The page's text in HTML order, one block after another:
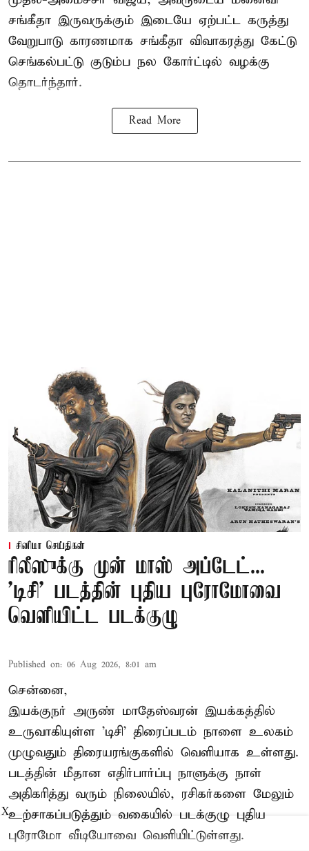
சங்கீதா இருவருக்கும் இடையே ஏற்பட்ட கருத்து
வேறுபாடு காரணமாக சங்கீதா விவாகரத்து கேட்டு
செங்கல்பட்டு குடும்ப நல கோர்ட்டில் வழக்கு
தொடர்ந்தார்.
Read More
சினிமா செய்திகள்
ரிலீஸுக்கு முன் மாஸ் அப்டேட்...
'டிசி' படத்தின் புதிய புரோமோவை
வெளியிட்ட படக்குழு
Published on: 06 Aug 2026, 8:01 am
சென்னை,
இயக்குநர் அருண் மாதேஸ்வரன் இயக்கத்தில்
உருவாகியுள்ள 'டிசி' திரைப்படம் நாளை உலகம்
முழுவதும் திரையரங்குகளில் வெளியாக உள்ளது.
படத்தின் மீதான எதிர்பார்ப்பு நாளுக்கு நாள்
அதிகரித்து வரும் நிலையில், ரசிகர்களை மேலும்
உற்சாகப்படுத்தும் வகையில் படக்குழு புதிய
புரோமோ வீடியோவை வெளியிட்டுள்ளது.
X